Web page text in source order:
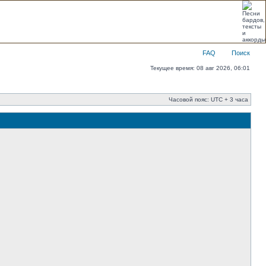
FAQ Поиск
Текущее время: 08 авг 2026, 06:01
Часовой пояс: UTC + 3 часа